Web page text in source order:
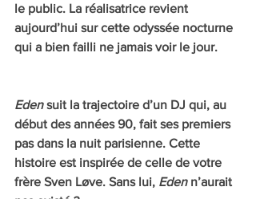
le public. La réalisatrice revient
aujourd’hui sur cette odyssée nocturne
qui a bien failli ne jamais voir le jour.
Eden suit la trajectoire d’un DJ qui, au
début des années 90, fait ses premiers
pas dans la nuit parisienne. Cette
histoire est inspirée de celle de votre
frère Sven Løve. Sans lui, Eden n’aurait